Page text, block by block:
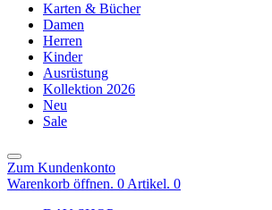
Karten & Bücher
Damen
Herren
Kinder
Ausrüstung
Kollektion 2026
Neu
Sale
Zum Kundenkonto
Warenkorb öffnen. 0 Artikel. 0